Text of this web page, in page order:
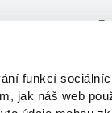
funkcí
jak náš web